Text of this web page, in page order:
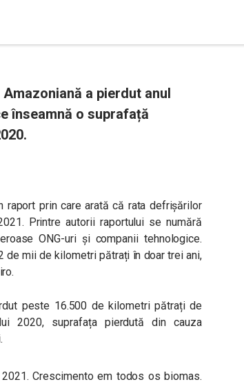
a pierdut anul
înseamnă o suprafață
raport prin care arată că rata defrișărilor
Printre autorii raportului se numără
ONG-uri și companii tehnologice.
de mii de kilometri pătrați în doar trei ani,
peste 16.500 de kilometri pătrați de
2020, suprafața pierdută din cauza
Crescimento em todos os biomas.